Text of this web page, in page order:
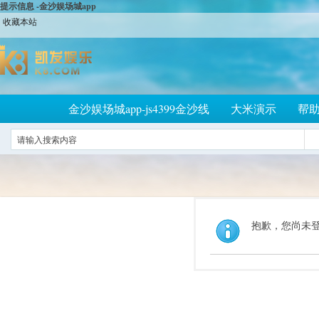
提示信息 -金沙娱场城app
收藏本站
金沙娱场城app-js4399金沙线 大米演示 帮
抱歉，您尚未